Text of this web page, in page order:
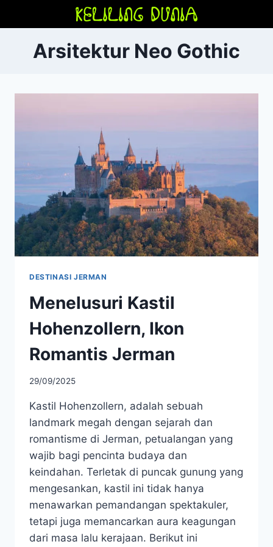
Arsitektur Neo Gothic
DESTINASI JERMAN
Menelusuri Kastil
Hohenzollern, Ikon
Romantis Jerman
29/09/2025
Kastil Hohenzollern, adalah sebuah
landmark megah dengan sejarah dan
romantisme di Jerman, petualangan yang
wajib bagi pencinta budaya dan
keindahan. Terletak di puncak gunung yang
mengesankan, kastil ini tidak hanya
menawarkan pemandangan spektakuler,
tetapi juga memancarkan aura keagungan
dari masa lalu kerajaan. Berikut ini